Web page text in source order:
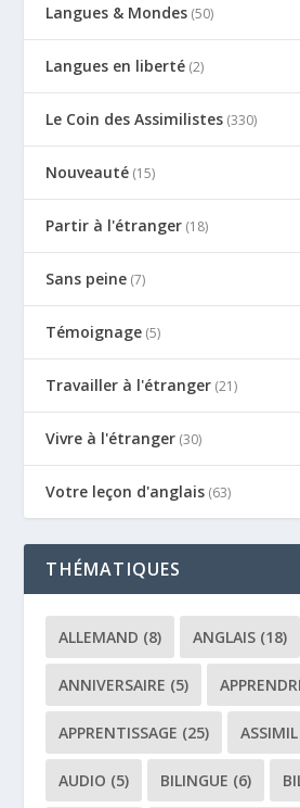
Langues & Mondes (50)
Langues en liberté (2)
Le Coin des Assimilistes (330)
Nouveauté (15)
Partir à l'étranger (18)
Sans peine (7)
Témoignage (5)
Travailler à l'étranger (21)
Vivre à l'étranger (30)
Votre leçon d'anglais (63)
THÉMATIQUES
ALLEMAND (8) ANGLAIS (18)
ANNIVERSAIRE (5)
APPRENTISSAGE (25) ASSIMIL
AUDIO (5) BILINGUE (6)